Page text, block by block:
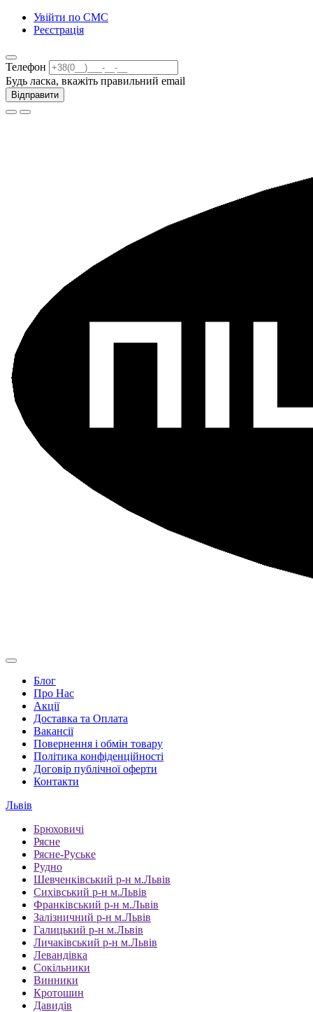
Увійти по СМС
Реєстрація
Телефон
Будь ласка, вкажіть правильний email
Відправити
Блог
Про Нас
Акції
Доставка та Оплата
Вакансії
Повернення і обмін товару
Політика конфіденційності
Договір публічної оферти
Контакти
Львів
Брюховичі
Рясне
Рясне-Руське
Рудно
Шевченківський р-н м.Львів
Сихівський р-н м.Львів
Франківський р-н м.Львів
Залізничний р-н м.Львів
Галицький р-н м.Львів
Личаківський р-н м.Львів
Левандівка
Сокільники
Винники
Кротошин
Давидів